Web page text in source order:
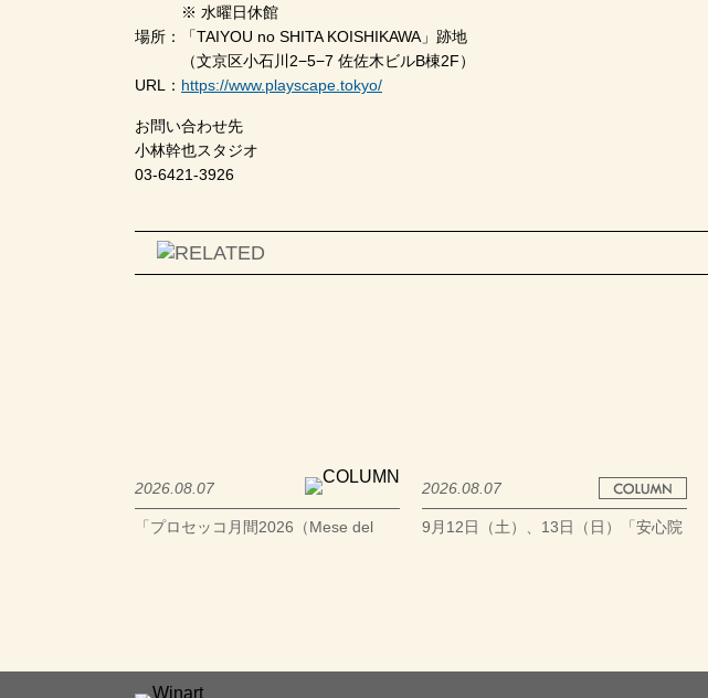
※ 水曜日休館
場所：「TAIYOU no SHITA KOISHIKAWA」跡地
（文京区小石川2−5−7 佐佐木ビルB棟2F）
URL： https://www.playscape.tokyo/
お問い合わせ先
小林幹也スタジオ
03-6421-3926
2026.08.07
「プロセッコ月間2026（Mese del
2026.08.07
9月12日（土）、13日（日）「安心院